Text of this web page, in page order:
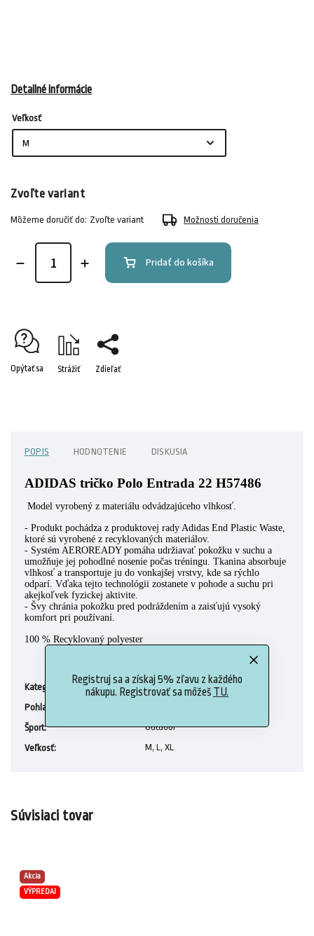
Registruj sa a získaj 5% zľavu z každého
nákupu. Registrovať sa môžeš TU.
Detailné informácie
Veľkosť
Zvoľte variant
Môžeme doručiť do: Zvoľte variant Možnosti doručenia
Pridať do košíka
Opýtať sa Strážiť Zdieľať
POPIS HODNOTENIE DISKUSIA
ADIDAS tričko Polo Entrada 22 H57486
Model vyrobený z materiálu odvádzajúceho vlhkosť.
- Produkt pochádza z produktovej rady Adidas End Plastic Waste,
ktoré sú vyrobené z recyklovaných materiálov.
- Systém AEROREADY pomáha udržiavať pokožku v suchu a
umožňuje jej pohodlné nosenie počas tréningu. Tkanina absorbuje
vlhkosť a transportuje ju do vonkajšej vrstvy, kde sa rýchlo
odparí. Vďaka tejto technológii zostanete v pohode a suchu pri
akejkoľvek fyzickej aktivite.
- Švy chránia pokožku pred podráždením a zaisťujú vysoký
komfort pri používaní.
100 % Recyklovaný polyester
Kategória
Pánske tričká
Pohlavie
Šport:
Outdoor
Veľkosť: M, L, XL
Súvisiaci tovar
Akcia
VÝPREDAJ